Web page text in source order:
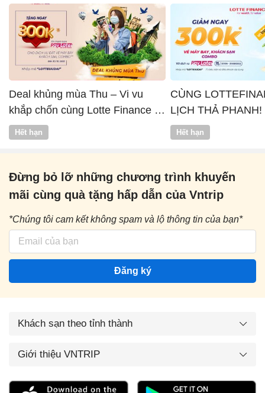
Deal khủng mùa Thu – Vi vu
khắp chốn cùng Lotte Finance x
Vntrip
Hết hạn
CÙNG
LỊCH THẢ PHANH!
Hết hạn
Đừng bỏ lỡ những chương trình khuyến
mãi cùng quà tặng hấp dẫn của Vntrip
*Chúng tôi cam kết không spam và lộ thông tin của bạn*
Đăng ký
Khách sạn theo tỉnh thành
Giới thiệu VNTRIP